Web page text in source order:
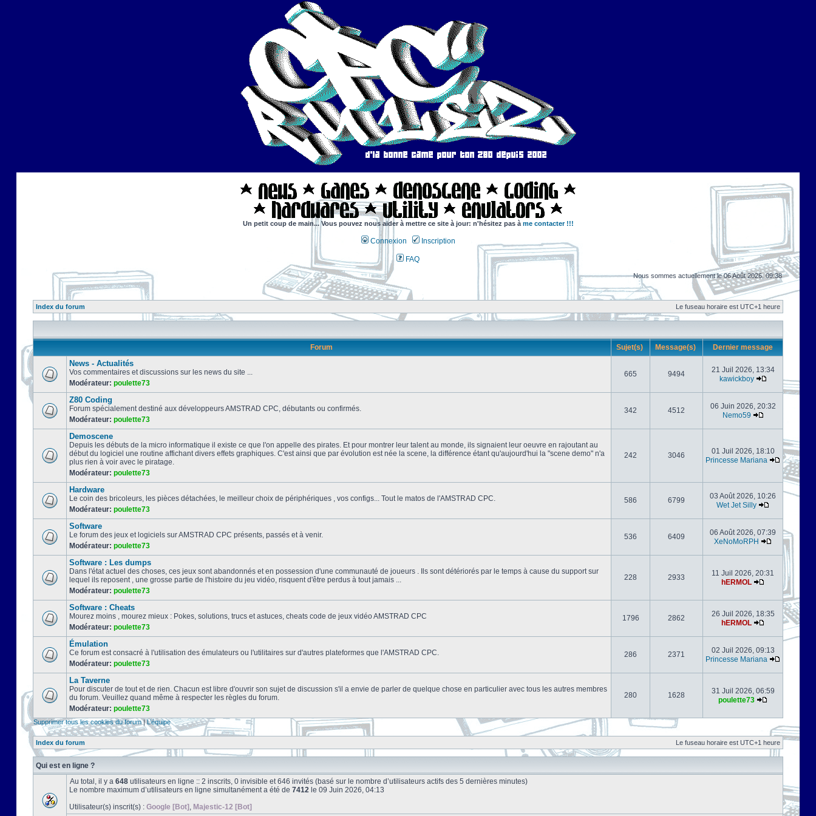
Un petit coup de main... Vous pouvez nous aider à mettre ce site à jour: n'hésitez pas à me contacter !!!
Connexion Inscription
FAQ
Nous sommes actuellement le 06 Août 2026, 09:38
Index du forum Le fuseau horaire est UTC+1 heure
Forum Sujet(s) Message(s) Dernier message
News - Actualités
Vos commentaires et discussions sur les news du site ...
Modérateur: poulette73
665 9494
21 Juil 2026, 13:34
kawickboy
Z80 Coding
Forum spécialement destiné aux développeurs AMSTRAD CPC, débutants ou confirmés.
Modérateur: poulette73
342 4512
06 Juin 2026, 20:32
Nemo59
Demoscene
Depuis les débuts de la micro informatique il existe ce que l'on appelle des pirates. Et pour montrer leur talent au monde, ils signaient leur oeuvre en rajoutant au
début du logiciel une routine affichant divers effets graphiques. C'est ainsi que par évolution est née la scene, la différence étant qu'aujourd'hui la "scene demo" n'a
plus rien à voir avec le piratage.
Modérateur: poulette73
242 3046
01 Juil 2026, 18:10
Princesse Mariana
Hardware
Le coin des bricoleurs, les pièces détachées, le meilleur choix de périphériques , vos configs... Tout le matos de l'AMSTRAD CPC.
Modérateur: poulette73
586 6799
03 Août 2026, 10:26
Wet Jet Silly
Software
Le forum des jeux et logiciels sur AMSTRAD CPC présents, passés et à venir.
Modérateur: poulette73
536 6409
06 Août 2026, 07:39
XeNoMoRPH
Software : Les dumps
Dans l'état actuel des choses, ces jeux sont abandonnés et en possession d'une communauté de joueurs . Ils sont détériorés par le temps à cause du support sur
lequel ils reposent , une grosse partie de l'histoire du jeu vidéo, risquent d'être perdus à tout jamais ...
Modérateur: poulette73
228 2933
11 Juil 2026, 20:31
hERMOL
Software : Cheats
Mourez moins , mourez mieux : Pokes, solutions, trucs et astuces, cheats code de jeux vidéo AMSTRAD CPC
Modérateur: poulette73
1796 2862
26 Juil 2026, 18:35
hERMOL
Émulation
Ce forum est consacré à l'utilisation des émulateurs ou l'utilitaires sur d'autres plateformes que l'AMSTRAD CPC.
Modérateur: poulette73
286 2371
02 Juil 2026, 09:13
Princesse Mariana
La Taverne
Pour discuter de tout et de rien. Chacun est libre d'ouvrir son sujet de discussion s'il a envie de parler de quelque chose en particulier avec tous les autres membres
du forum. Veuillez quand même à respecter les règles du forum.
Modérateur: poulette73
280 1628
31 Juil 2026, 06:59
poulette73
Supprimer tous les cookies du forum|L’équipe
Index du forum Le fuseau horaire est UTC+1 heure
Qui est en ligne ?
Au total, il y a 648 utilisateurs en ligne :: 2 inscrits, 0 invisible et 646 invités (basé sur le nombre d’utilisateurs actifs des 5 dernières minutes)
Le nombre maximum d’utilisateurs en ligne simultanément a été de 7412 le 09 Juin 2026, 04:13
Utilisateur(s) inscrit(s) : Google [Bot] , Majestic-12 [Bot]